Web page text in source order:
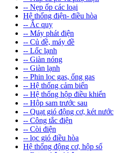
-- Nẹp ốp các loại
Hệ thống điện- điều hòa
-- Ắc quy
-- Máy phát điện
-- Củ đề, máy đề
-- Lốc lạnh
-- Giàn nóng
-- Giàn lạnh
-- Phin lọc gas, ống gas
-- Hệ thống cảm biến
-- Hệ thống hộp điều khiển
-- Hộp sam trước sau
-- Quạt gió động cơ, két nước
-- Công tắc điện
-- Còi điện
-- lọc gió điều hòa
Hệ thống động cơ, hộp số